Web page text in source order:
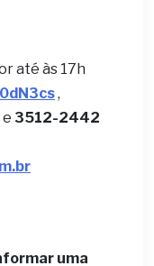
até às 17h
,
e 3512-2442
uma